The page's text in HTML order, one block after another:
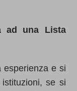
ad una Lista
esperienza e si
se si